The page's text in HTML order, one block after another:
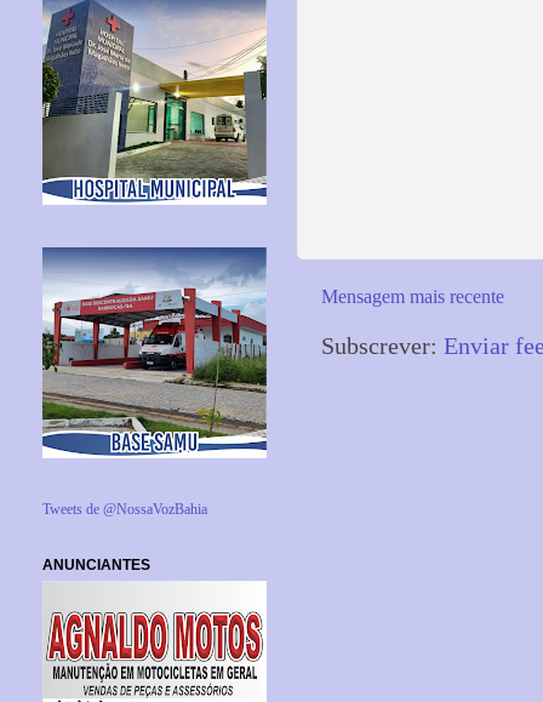
Mensagem mais recente
Subscrever: Enviar
Tweets de @NossaVozBahia
ANUNCIANTES